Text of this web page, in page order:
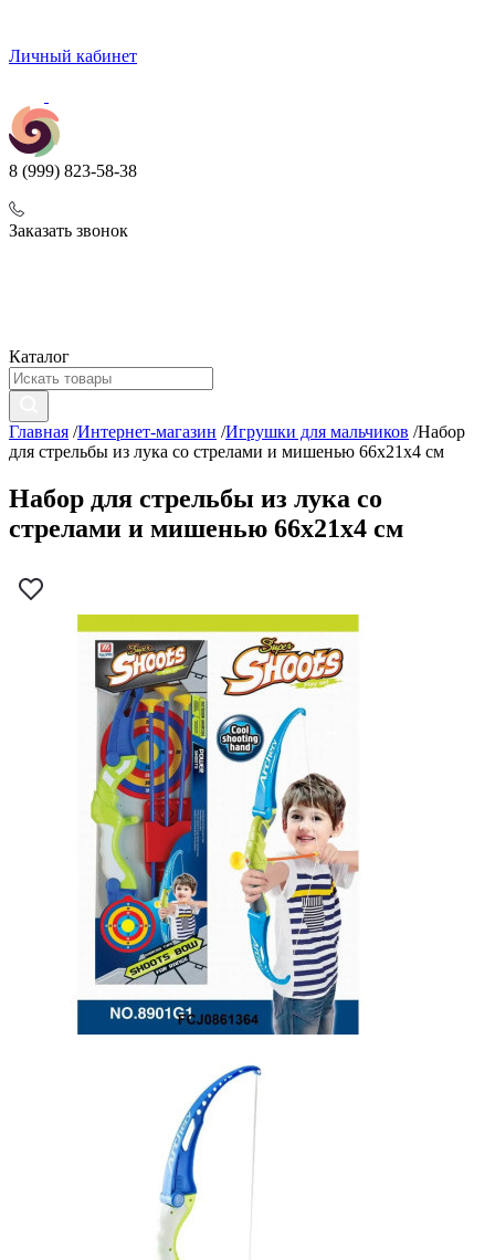
Личный кабинет
8 (999) 823-58-38
Заказать звонок
Каталог
Главная /Интернет-магазин /Игрушки для мальчиков /Набор
для стрельбы из лука со стрелами и мишенью 66x21x4 см
Набор для стрельбы из лука со
стрелами и мишенью 66x21x4 см